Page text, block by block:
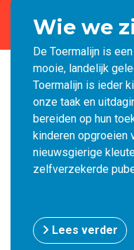
Wie we
De Toermalijn is
mooie, landelijk
Toermalijn is ieder
onze taak en
bereiden op hun
kinderen opgroeien
nieuwsgierige
zelfverzekerde
Lees verder